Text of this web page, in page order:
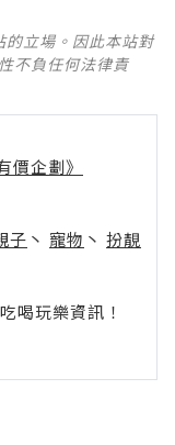
立場。因此本站對
不負任何法律責
價企劃》
子 丶 寵物 丶 扮靚
喝玩樂資訊！